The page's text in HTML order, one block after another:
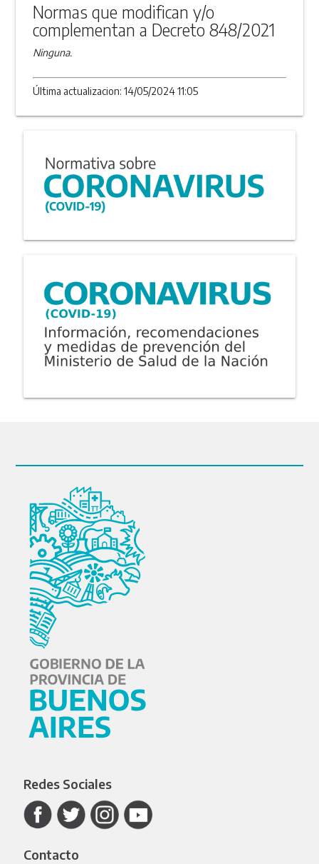
Normas que modifican y/o
complementan a Decreto 848/2021
Ninguna.
Última actualizacion: 14/05/2024 11:05
Redes Sociales
Contacto